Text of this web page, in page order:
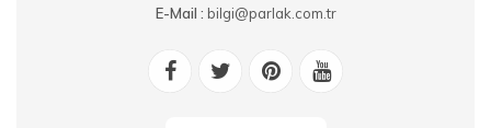
E-Mail : bilgi@parlak.com.tr